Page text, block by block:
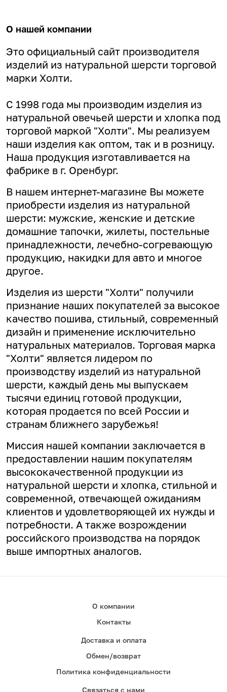
О нашей компании
Это официальный сайт производителя
изделий из натуральной шерсти торговой
марки Холти.
С 1998 года мы производим изделия из
натуральной овечьей шерсти и хлопка под
торговой маркой "Холти". Мы реализуем
наши изделия как оптом, так и в розницу.
Наша продукция изготавливается на
фабрике в г. Оренбург.
В нашем интернет-магазине Вы можете
приобрести изделия из натуральной
шерсти: мужские, женские и детские
домашние тапочки, жилеты, постельные
принадлежности, лечебно-согревающую
продукцию, накидки для авто и многое
другое.
Изделия из шерсти "Холти" получили
признание наших покупателей за высокое
качество пошива, стильный, современный
дизайн и применение исключительно
натуральных материалов. Торговая марка
"Холти" является лидером по
производству изделий из натуральной
шерсти, каждый день мы выпускаем
тысячи единиц готовой продукции,
которая продается по всей России и
странам ближнего зарубежья!
Миссия нашей компании заключается в
предоставлении нашим покупателям
высококачественной продукции из
натуральной шерсти и хлопка, стильной и
современной, отвечающей ожиданиям
клиентов и удовлетворяющей их нужды и
потребности. А также возрождении
российского производства на порядок
выше импортных аналогов.
О компании
Контакты
Доставка и оплата
Обмен/возврат
Политика конфиденциальности
Связаться с нами